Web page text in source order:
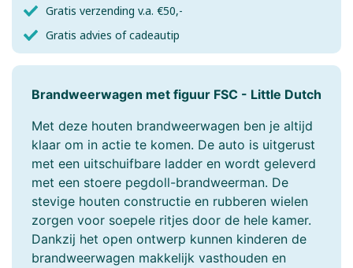
Gratis verzending v.a. €50,-
Gratis advies of cadeautip
Brandweerwagen met figuur FSC - Little Dutch
Met deze houten brandweerwagen ben je altijd
klaar om in actie te komen. De auto is uitgerust
met een uitschuifbare ladder en wordt geleverd
met een stoere pegdoll-brandweerman. De
stevige houten constructie en rubberen wielen
zorgen voor soepele ritjes door de hele kamer.
Dankzij het open ontwerp kunnen kinderen de
brandweerwagen makkelijk vasthouden en